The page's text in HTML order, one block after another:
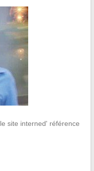
site interned' référence